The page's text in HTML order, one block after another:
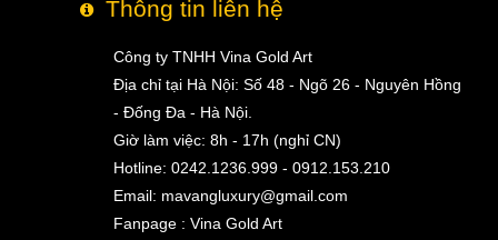
Thông tin liên hệ
Công ty TNHH Vina Gold Art
Địa chỉ tại Hà Nội: Số 48 - Ngõ 26 - Nguyên Hồng
- Đống Đa - Hà Nội.
Giờ làm việc: 8h - 17h (nghỉ CN)
Hotline: 0242.1236.999 - 0912.153.210
Email: mavangluxury@gmail.com
Fanpage : Vina Gold Art